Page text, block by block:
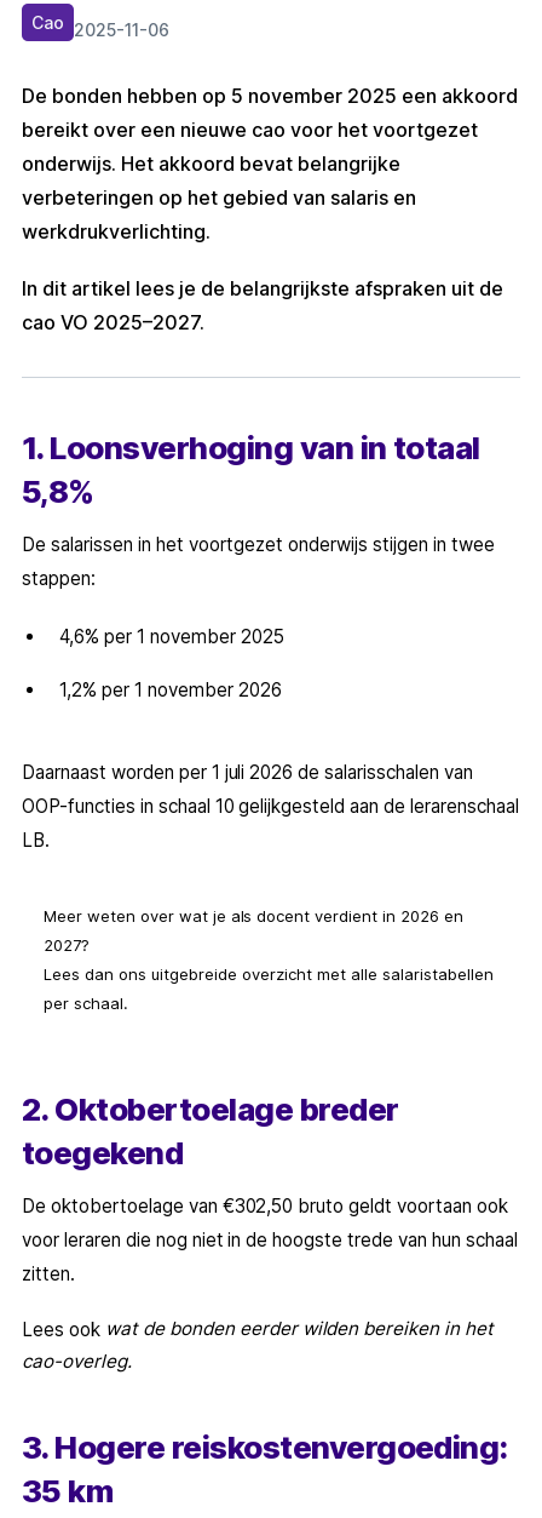
Cao 2025-11-06
De bonden hebben op 5 november 2025 een akkoord
bereikt over een nieuwe cao voor het voortgezet
onderwijs. Het akkoord bevat belangrijke
verbeteringen op het gebied van salaris en
werkdrukverlichting.
In dit artikel lees je de belangrijkste afspraken uit de
cao VO 2025–2027.
1. Loonsverhoging van in totaal
5,8%
De salarissen in het voortgezet onderwijs stijgen in twee
stappen:
4,6% per 1 november 2025
1,2% per 1 november 2026
Daarnaast worden per 1 juli 2026 de salarisschalen van
OOP-functies in schaal 10 gelijkgesteld aan de lerarenschaal
LB.
Meer weten over wat je als docent verdient in 2026 en
2027?
Lees dan ons uitgebreide overzicht met alle salaristabellen
per schaal.
2. Oktobertoelage breder
toegekend
De oktobertoelage van €302,50 bruto geldt voortaan ook
voor leraren die nog niet in de hoogste trede van hun schaal
zitten.
Lees ook wat de bonden eerder wilden bereiken in het
cao-overleg.
3. Hogere reiskostenvergoeding:
35 km